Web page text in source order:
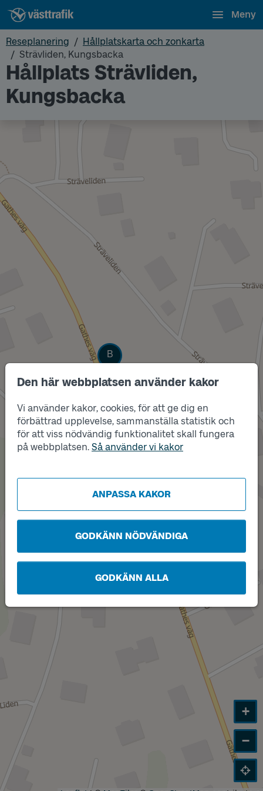
Den här webbplatsen använder kakor
Vi använder kakor, cookies, för att ge dig en
förbättrad upplevelse, sammanställa statistik och
för att viss nödvändig funktionalitet skall fungera
på webbplatsen. Så använder vi kakor
ANPASSA KAKOR
GODKÄNN NÖDVÄNDIGA
GODKÄNN ALLA
Meny
Reseplanering
Hållplatskarta och zonkarta
Strävliden, Kungsbacka
Hållplats Strävliden,
Kungsbacka
Läge
A
Läge
B
+
−